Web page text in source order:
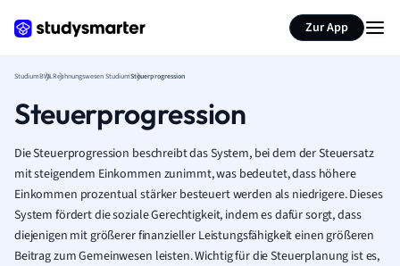
Zur App
StudiumBWLRechnungswesen StudiumSteuerprogression
Steuerprogression
Die Steuerprogression beschreibt das System, bei dem der Steuersatz
mit steigendem Einkommen zunimmt, was bedeutet, dass höhere
Einkommen prozentual stärker besteuert werden als niedrigere. Dieses
System fördert die soziale Gerechtigkeit, indem es dafür sorgt, dass
diejenigen mit größerer finanzieller Leistungsfähigkeit einen größeren
Beitrag zum Gemeinwesen leisten. Wichtig für die Steuerplanung ist es,